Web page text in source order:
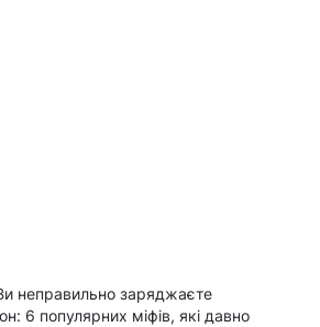
неправильно заряджаєте
6 популярних міфів, які давно